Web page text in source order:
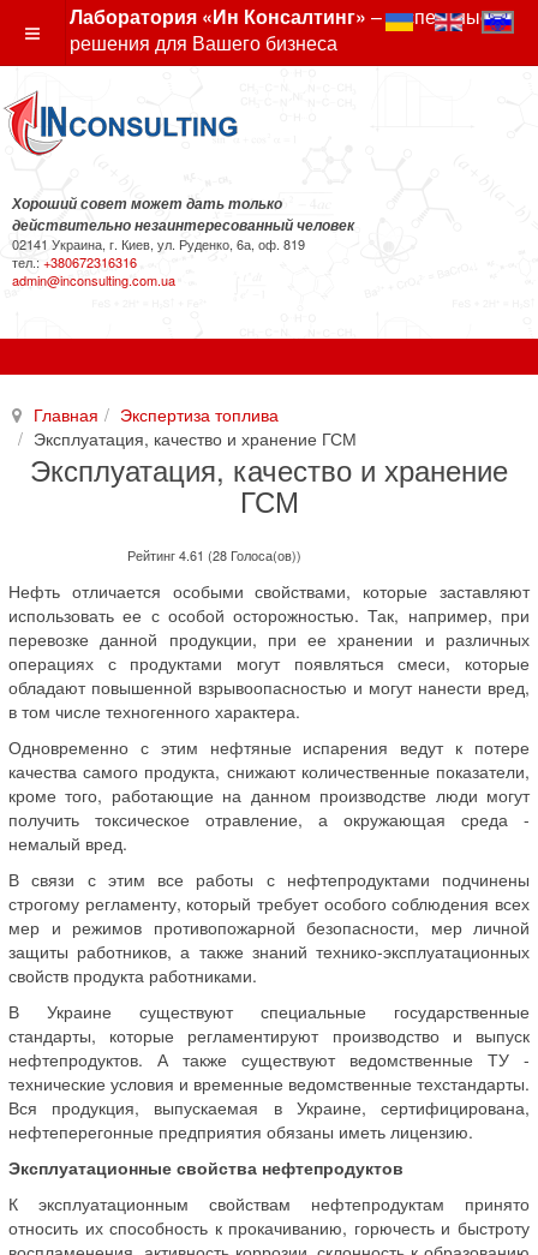
Лаборатория «Ин Консалтинг» – экспертные
решения для Вашего бизнеса
Хороший совет может дать только
действительно незаинтересованный человек
02141 Украина, г. Киев, ул. Руденко, 6а, оф. 819
тел.: +380672316316
admin@inconsulting.com.ua
Главная
Экспертиза топлива
Эксплуатация, качество и хранение ГСМ
Эксплуатация, качество и хранение
ГСМ
Рейтинг 4.61 (28 Голоса(ов))
Нефть отличается особыми свойствами, которые заставляют
использовать ее с особой осторожностью. Так, например, при
перевозке данной продукции, при ее хранении и различных
операциях с продуктами могут появляться смеси, которые
обладают повышенной взрывоопасностью и могут нанести вред,
в том числе техногенного характера.
Одновременно с этим нефтяные испарения ведут к потере
качества самого продукта, снижают количественные показатели,
кроме того, работающие на данном производстве люди могут
получить токсическое отравление, а окружающая среда -
немалый вред.
В связи с этим все работы с нефтепродуктами подчинены
строгому регламенту, который требует особого соблюдения всех
мер и режимов противопожарной безопасности, мер личной
защиты работников, а также знаний технико-эксплуатационных
свойств продукта работниками.
В Украине существуют специальные государственные
стандарты, которые регламентируют производство и выпуск
нефтепродуктов. А также существуют ведомственные ТУ -
технические условия и временные ведомственные техстандарты.
Вся продукция, выпускаемая в Украине, сертифицирована,
нефтеперегонные предприятия обязаны иметь лицензию.
Эксплуатационные свойства нефтепродуктов
К эксплуатационным свойствам нефтепродуктам принято
относить их способность к прокачиванию, горючесть и быстроту